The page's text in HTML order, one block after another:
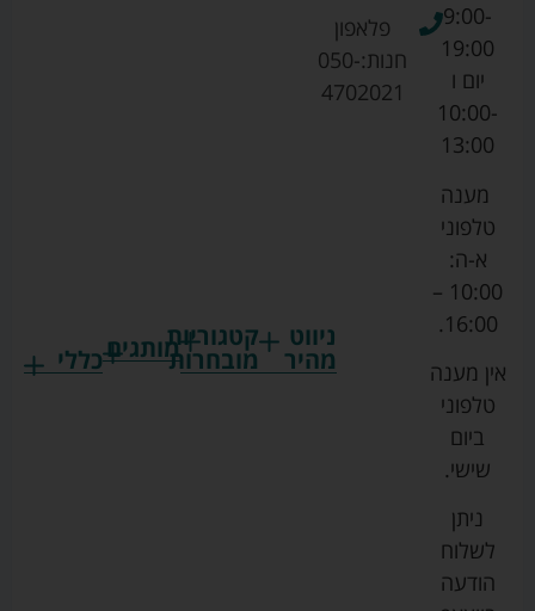
ניווט
מהיר
קטגוריות
מובחרותמותגים
גרקו
כללי
פלאפון
חנות:050-
4702021
9:00-
19:00
יום ו
10:00-
13:00
מענה
טלפוני
א-ה:
10:00 –
16:00.
אין מענה
טלפוני
ביום
שישי.
ניתן
לשלוח
הודעה